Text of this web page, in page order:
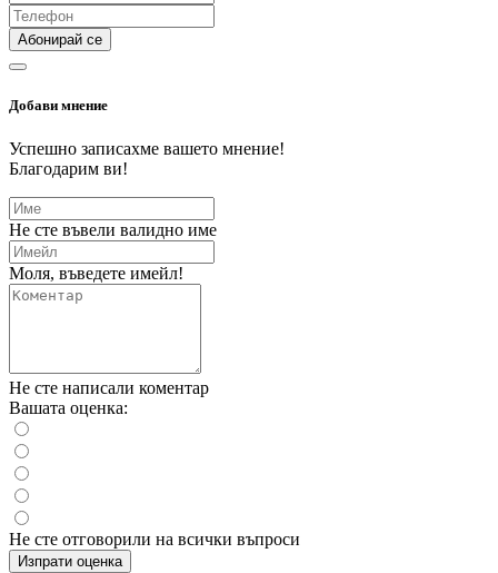
Абонирай се
Добави мнение
Успешно записахме вашето мнение!
Благодарим ви!
Не сте въвели валидно име
Моля, въведете имейл!
Не сте написали коментар
Вашата оценка:
Не сте отговорили на всички въпроси
Изпрати оценка